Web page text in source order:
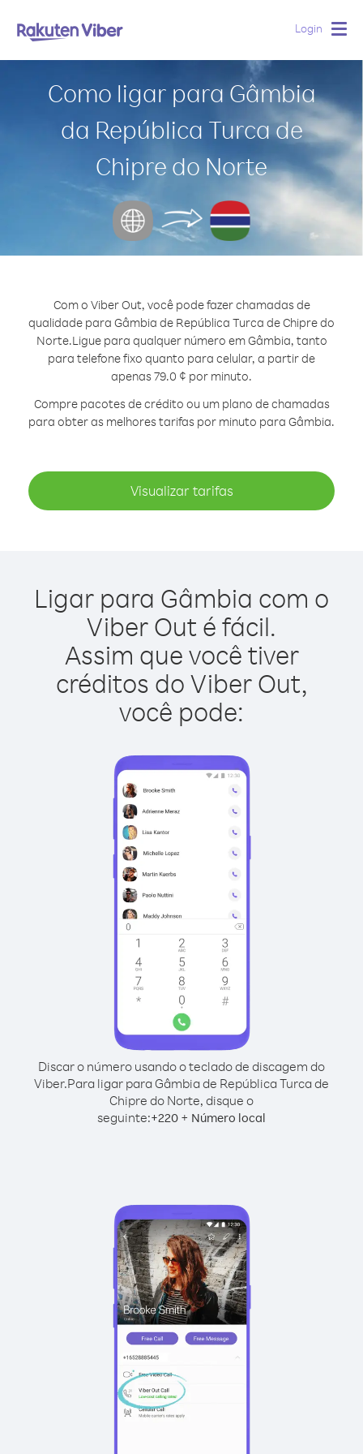
Login
Como ligar para Gâmbia
da República Turca de
Chipre do Norte
Com o Viber Out, você pode fazer chamadas de
qualidade para Gâmbia de República Turca de Chipre do
Norte.Ligue para qualquer número em Gâmbia, tanto
para telefone fixo quanto para celular, a partir de
apenas 79.0 ¢ por minuto.
Compre pacotes de crédito ou um plano de chamadas
para obter as melhores tarifas por minuto para Gâmbia.
Visualizar tarifas
Ligar para Gâmbia com o
Viber Out é fácil.
Assim que você tiver
créditos do Viber Out,
você pode:
Discar o número usando o teclado de discagem do
Viber.Para ligar para Gâmbia de República Turca de
Chipre do Norte, disque o
seguinte:+220 + Número local